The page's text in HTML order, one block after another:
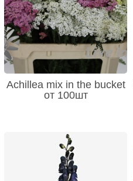
Achillea mix in the bucket
от 100шт